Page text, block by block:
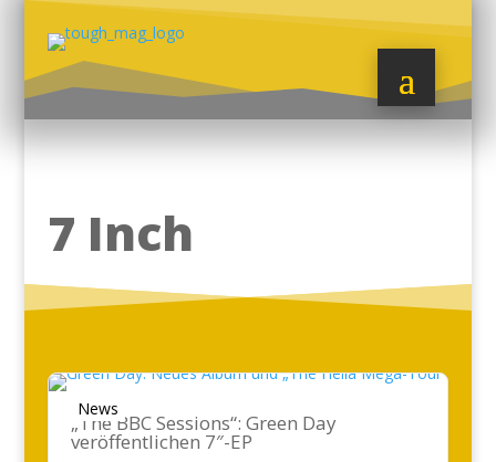
7 Inch
News
„The BBC Sessions“: Green Day
veröffentlichen 7″-EP